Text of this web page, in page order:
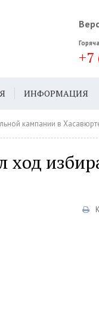
ИНФОРМАЦИЯ
кампании в
ход